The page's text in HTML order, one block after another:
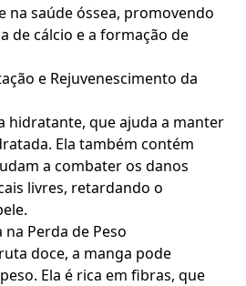
na saúde óssea, promovendo
de cálcio e a formação de
e Rejuvenescimento da
hidratante, que ajuda a manter
Ela também contém
a combater os danos
livres, retardando o
na Perda de Peso
doce, a manga pode
Ela é rica em fibras, que